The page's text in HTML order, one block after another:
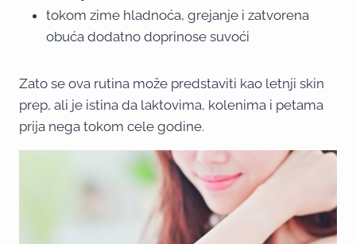
tokom zime hladnoća, grejanje i zatvorena
obuća dodatno doprinose suvoći
Zato se ova rutina može predstaviti kao letnji skin
prep, ali je istina da laktovima, kolenima i petama
prija nega tokom cele godine.